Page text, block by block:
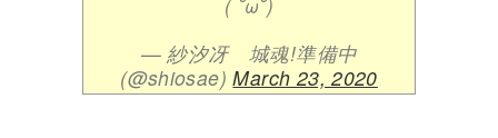
( ˘ω˘)
— 紗汐冴 城魂!準備中
(@shiosae)March 23, 2020